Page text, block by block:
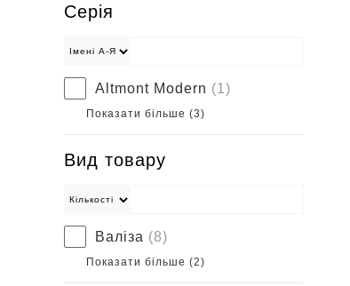
Серія
Altmont Modern (1)
Показати більше (3)
Вид товару
Валіза (8)
Показати більше (2)